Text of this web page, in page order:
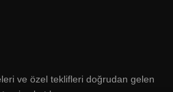
ve özel teklifleri doğrudan gelen